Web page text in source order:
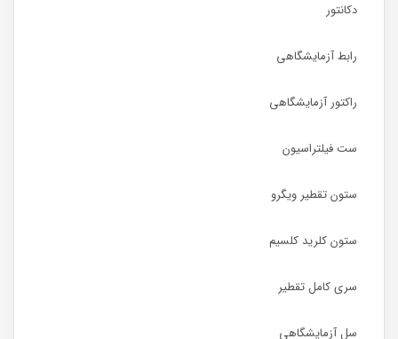
دکانتور
رابط آزمایشگاهی
راکتور آزمایشگاهی
ست فیلتراسیون
ستون تقطیر ویگرو
ستون کلرید کلسیم
سری کامل تقطیر
سل آزمایشگاهی